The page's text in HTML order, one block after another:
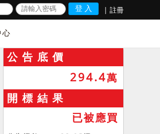
| 註冊
心
公 告 底 價
294.4萬
開 標 結 果
已被應買